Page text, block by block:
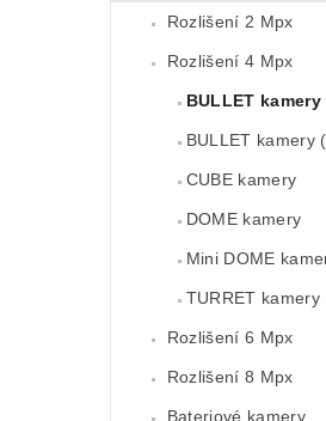
Rozlišení 2 Mpx
Rozlišení 4 Mpx
BULLET kamery
BULLET kamery
CUBE kamery
DOME kamery
Mini DOME
TURRET kamery
Rozlišení 6 Mpx
Rozlišení 8 Mpx
Bateriové kamery